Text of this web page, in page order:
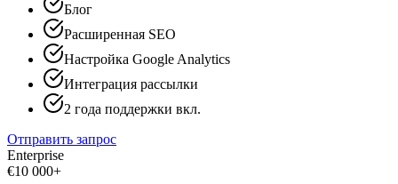
Блог
Расширенная SEO
Настройка Google Analytics
Интеграция рассылки
2 года поддержки вкл.
Отправить запрос
Enterprise
€10 000+